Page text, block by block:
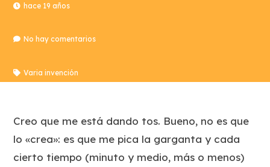
hace 19 años
No hay comentarios
Varia invención
Creo que me está dando tos. Bueno, no es que
lo «crea»: es que me pica la garganta y cada
cierto tiempo (minuto y medio, más o menos)